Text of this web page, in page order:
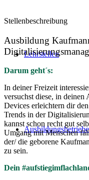
Lehrstellen
Ausbildungsbetriebe
Stellenbeschreibung
Ausbildung
Darum geht´s:
In deiner Freizeit
versuchst diese, in
Devices erleichtern dir
Trends in der
kannst schon recht gut
Umgang mit Menschen
der/ die geborene
zu sein.
Dein